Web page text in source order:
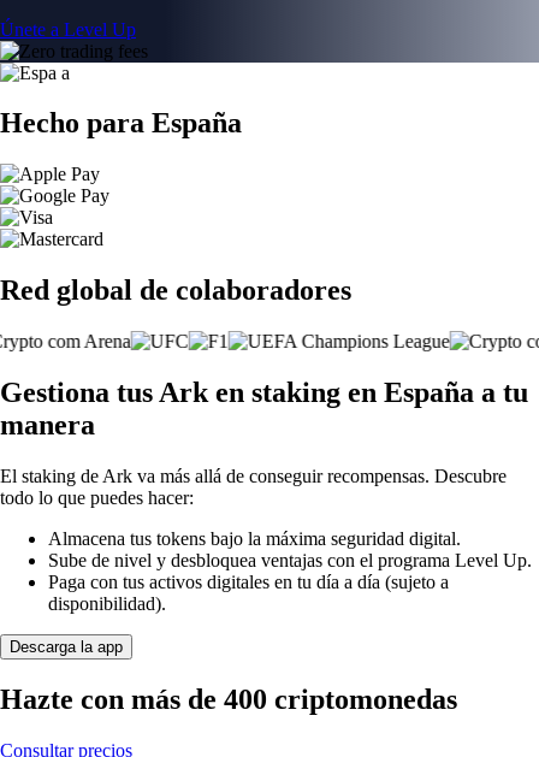
Únete a Level Up
Hecho para España
Red global de colaboradores
Gestiona tus Ark en staking en España a tu
manera
El staking de Ark va más allá de conseguir recompensas. Descubre
todo lo que puedes hacer:
Almacena tus tokens bajo la máxima seguridad digital.
Sube de nivel y desbloquea ventajas con el programa Level Up.
Paga con tus activos digitales en tu día a día (sujeto a
disponibilidad).
Descarga la app
Hazte con más de 400 criptomonedas
Consultar precios